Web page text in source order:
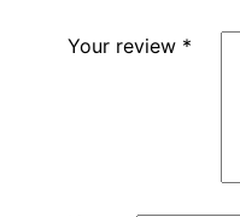
Your review *